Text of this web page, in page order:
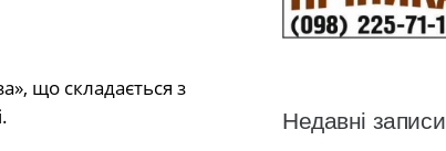
що складається з
Недавні записи